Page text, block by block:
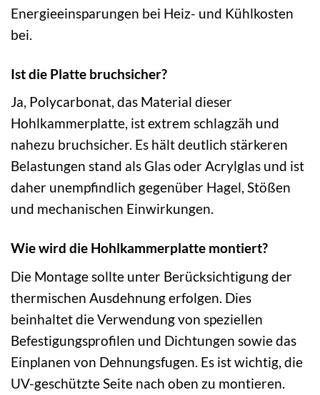
Energieeinsparungen bei Heiz- und Kühlkosten
bei.
Ist die Platte bruchsicher?
Ja, Polycarbonat, das Material dieser
Hohlkammerplatte, ist extrem schlagzäh und
nahezu bruchsicher. Es hält deutlich stärkeren
Belastungen stand als Glas oder Acrylglas und ist
daher unempfindlich gegenüber Hagel, Stößen
und mechanischen Einwirkungen.
Wie wird die Hohlkammerplatte montiert?
Die Montage sollte unter Berücksichtigung der
thermischen Ausdehnung erfolgen. Dies
beinhaltet die Verwendung von speziellen
Befestigungsprofilen und Dichtungen sowie das
Einplanen von Dehnungsfugen. Es ist wichtig, die
UV-geschützte Seite nach oben zu montieren.